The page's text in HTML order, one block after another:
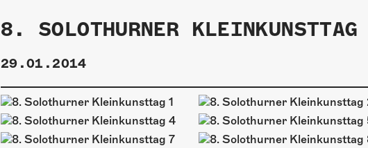
8. SOLOTHURNER KLEINKUNSTTAG
29.01.2014